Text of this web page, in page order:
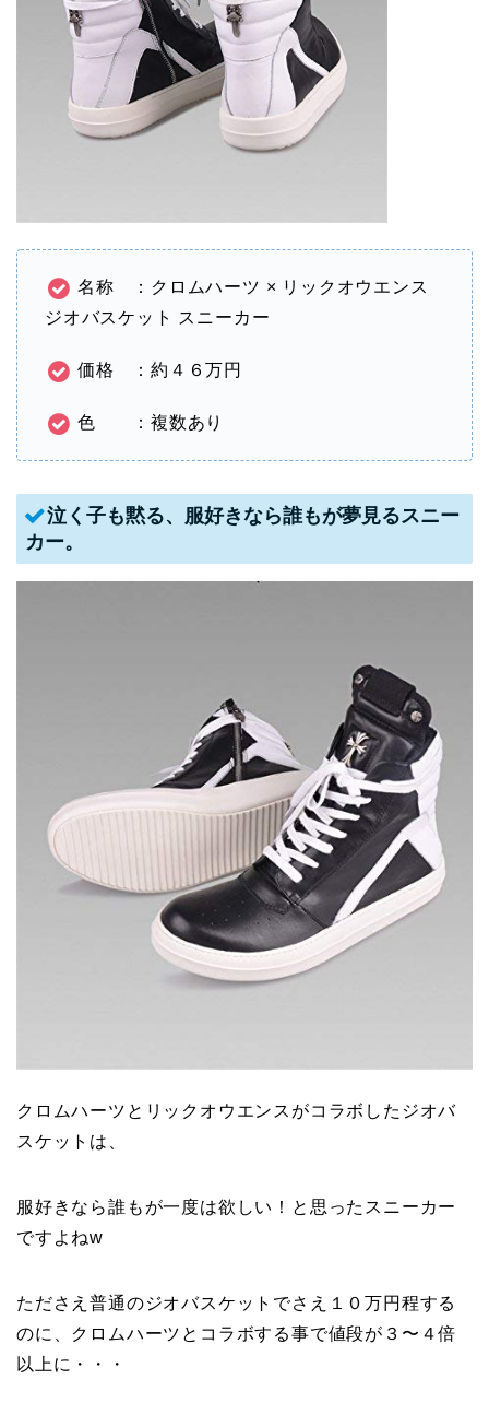
名称 ：クロムハーツ × リックオウエンス
ジオバスケット スニーカー
価格 ：約４６万円
色 ：複数あり
泣く子も黙る、服好きなら誰もが夢見るスニー
カー。
クロムハーツとリックオウエンスがコラボしたジオバ
スケットは、
服好きなら誰もが一度は欲しい！と思ったスニーカー
ですよねw
たださえ普通のジオバスケットでさえ１０万円程する
のに、クロムハーツとコラボする事で値段が３〜４倍
以上に・・・